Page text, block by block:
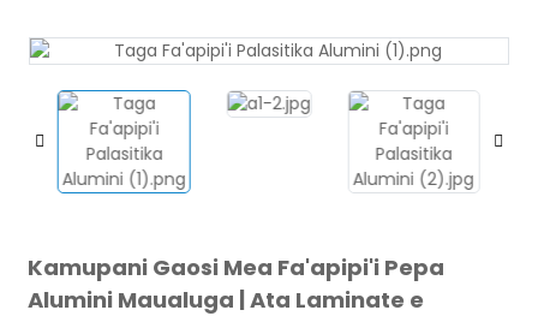
Kamupani Gaosi Mea Fa'apipi'i Pepa
Alumini Maualuga | Ata Laminate e